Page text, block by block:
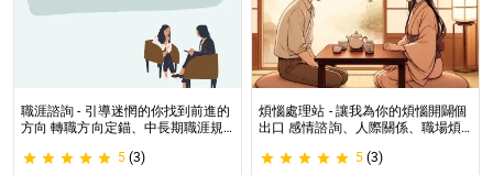
職涯諮詢 - 引導迷惘的你找到前進的
方向 轉職方向定錨、中長期職涯規
5 (3)
煩惱處理站 - 讓我為你的煩惱開闢個
出口 感情諮詢、人際關係、職場煩
5 (3)